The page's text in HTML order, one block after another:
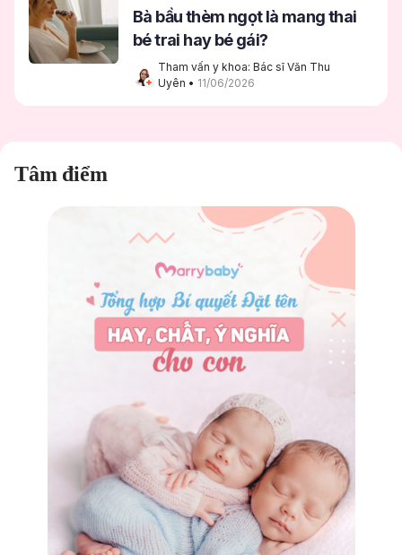
Bà bầu thèm ngọt là mang thai
bé trai hay bé gái?
Tham vấn y khoa: Bác sĩ Văn Thu
Uyên • 11/06/2026
Tâm điểm